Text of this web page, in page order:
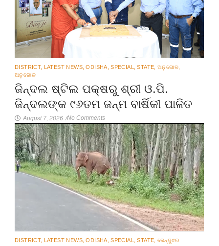
DISTRICT, LATEST NEWS ODISHA SPECIAL STATE ଅନୁଗୋଳ
ଅନୁଗୋଳ
ଜିନ୍ଦଲ ଷ୍ଟିଲ ପକ୍ଷରୁ ଶ୍ରୀ ଓ.ପି.
ଜିନ୍ଦଲଙ୍କ ୯୬ତମ ଜନ୍ମ ବାର୍ଷିକୀ ପାଳିତ
August 7, 2026 /No Comments
DISTRICT, LATEST NEWS ODISHA SPECIAL STATE କେନ୍ଦୁଝର